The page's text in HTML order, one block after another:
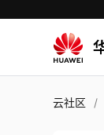
云社区